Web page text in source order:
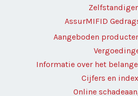
AssurMIFID
Aangeboden
Informatie over het
Cijfers en
Online